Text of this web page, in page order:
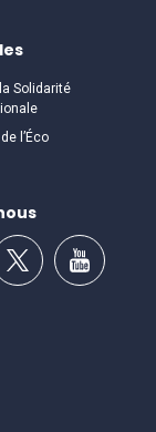
Solidarité
l’Éco